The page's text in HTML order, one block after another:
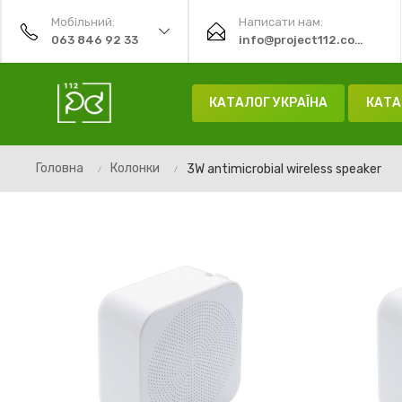
Мобільний:
063 846 92 33
Написати нам:
info@project112.com.ua
КАТАЛОГ УКРАЇНА
Головна Колонки 3W antimicrobial wireless speaker